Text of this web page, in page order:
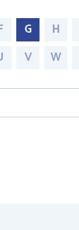
G H
V W